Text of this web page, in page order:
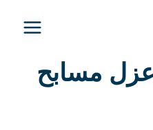
مسابح